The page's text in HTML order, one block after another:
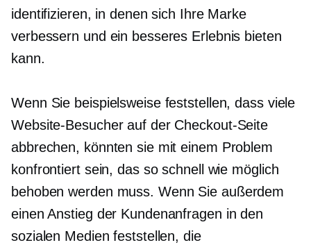
identifizieren, in denen sich Ihre Marke
verbessern und ein besseres Erlebnis bieten
kann.
Wenn Sie beispielsweise feststellen, dass viele
Website-Besucher auf der Checkout-Seite
abbrechen, könnten sie mit einem Problem
konfrontiert sein, das so schnell wie möglich
behoben werden muss. Wenn Sie außerdem
einen Anstieg der Kundenanfragen in den
sozialen Medien feststellen, die